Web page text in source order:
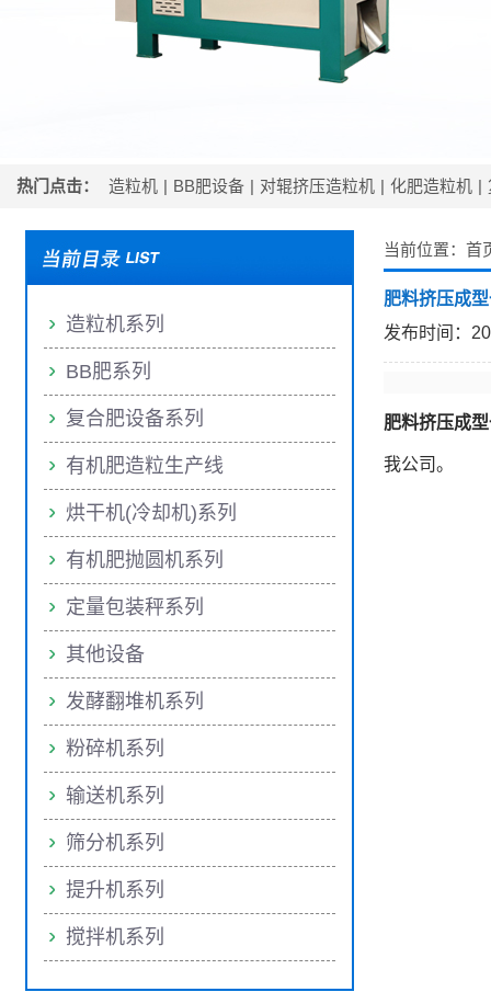
热门点击： 造粒机 | BB肥设备 | 对辊挤压造粒机 | 化肥造粒机 |
当前位置： 首
肥料挤压成
发布时间：
肥料挤压成
我公司。
造粒机系列
BB肥系列
复合肥设备系列
有机肥造粒生产线
烘干机(冷却机)系列
有机肥抛圆机系列
定量包装秤系列
其他设备
发酵翻堆机系列
粉碎机系列
输送机系列
筛分机系列
提升机系列
搅拌机系列